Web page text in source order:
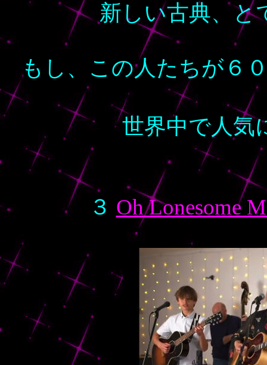
新しい古典、と
もし、この人たちが６
世界中で人気
３ Oh Lonesome